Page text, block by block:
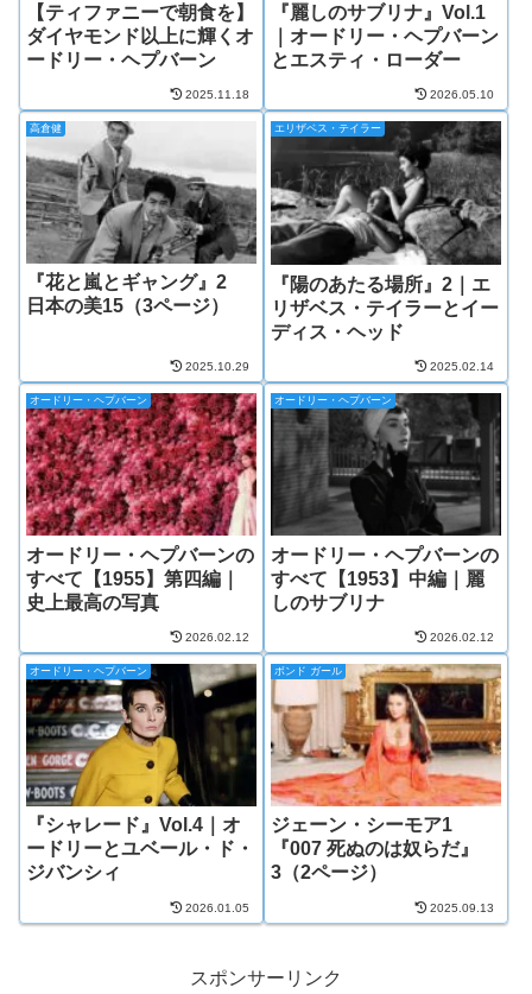
【ティファニーで朝食を】
ダイヤモンド以上に輝くオ
ードリー・ヘプバーン
2025.11.18
『麗しのサブリナ』Vol.1
｜オードリー・ヘプバーン
とエスティ・ローダー
2026.05.10
高倉健
『花と嵐とギャング』2
日本の美15（3ページ）
2025.10.29
エリザベス・テイラー
『陽のあたる場所』2｜エ
リザベス・テイラーとイー
ディス・ヘッド
2025.02.14
オードリー・ヘプバーン
オードリー・ヘプバーンの
すべて【1955】第四編｜
史上最高の写真
2026.02.12
オードリー・ヘプバーン
オードリー・ヘプバーンの
すべて【1953】中編｜麗
しのサブリナ
2026.02.12
オードリー・ヘプバーン
『シャレード』Vol.4｜オ
ードリーとユベール・ド・
ジバンシィ
2026.01.05
ボンド ガール
ジェーン・シーモア1
『007 死ぬのは奴らだ』
3（2ページ）
2025.09.13
スポンサーリンク